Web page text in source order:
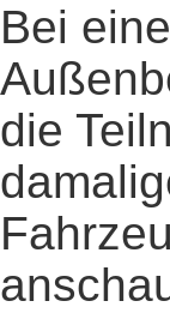
Bei
die